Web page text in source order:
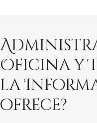
s
t
r
a
Oficina y
la
ofrece?